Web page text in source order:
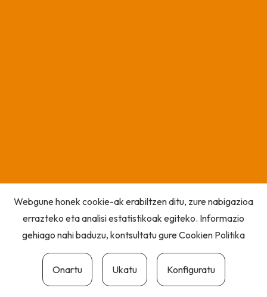
Webgune honek cookie-ak erabiltzen ditu, zure nabigazioa
errazteko eta analisi estatistikoak egiteko. Informazio
gehiago nahi baduzu, kontsultatu gureCookien Politika
Onartu Ukatu Konfiguratu